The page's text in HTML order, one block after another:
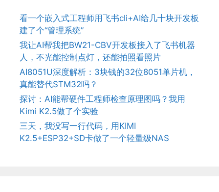
看一个嵌入式工程师用飞书cli+AI给几十块开发板
建了个“管理系统”
我让AI帮我把BW21-CBV开发板接入了飞书机器
人，不光能控制点灯，还能拍照看照片
AI8051U深度解析：3块钱的32位8051单片机，
真能替代STM32吗？
探讨：AI能帮硬件工程师检查原理图吗？我用
Kimi K2.5做了个实验
三天，我没写一行代码，用KIMI
K2.5+ESP32+SD卡做了一个轻量级NAS